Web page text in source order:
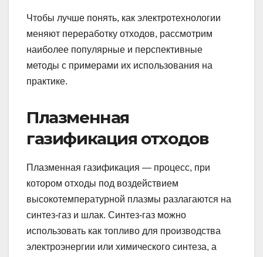
Чтобы лучше понять, как электротехнологии
меняют переработку отходов, рассмотрим
наиболее популярные и перспективные
методы с примерами их использования на
практике.
Плазменная
газификация отходов
Плазменная газификация — процесс, при
котором отходы под воздействием
высокотемпературной плазмы разлагаются на
синтез-газ и шлак. Синтез-газ можно
использовать как топливо для производства
электроэнергии или химического синтеза, а